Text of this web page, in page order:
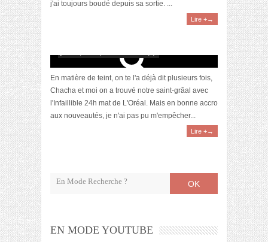
j'ai toujours boudé depuis sa sortie. ...
Lire +→
En matière de teint, on te l'a déjà dit plusieurs fois,
Chacha et moi on a trouvé notre saint-grâal avec
l'Infaillible 24h mat de L'Oréal. Mais en bonne accro
aux nouveautés, je n'ai pas pu m'empêcher...
Lire +→
OK
EN MODE YOUTUBE